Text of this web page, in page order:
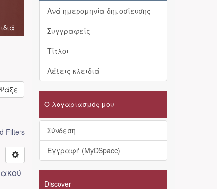
Ψάξε
Filters
Ανά ημερομηνία δημοσίευσης
Συγγραφείς
Τίτλοι
Λέξεις κλειδιά
Ο λογαριασμός μου
Σύνδεση
Εγγραφή (MyDSpace)
Discover